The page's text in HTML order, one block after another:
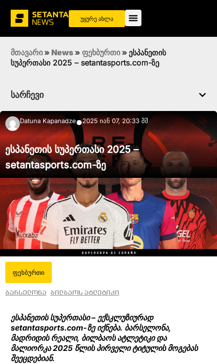
უყურე ახლა
მთავარი » News » ფეხბურთი » ესპანეთის
სუპერთასი 2025 – setantasports.com-ზე
სარჩევი
Datuna Kapanadze●2025 იან 07, 20:33 შშ
ესპანეთის სუპერთასი 2025 –
setantasports.com-ზე
ფეხბურთი
ბარსელონა ბილბაოს ატლეტიკი
ესპანეთის სუპერთასი – ექსკლუზიურად
setantasports.com-ზე იქნება. ბარსელონა,
მადრიდის რეალი, ბილბაოს ატლეტიკი და
მალიორკა 2025 წლის პირველი ტიტულის მოგებას
შეეცდებიან.